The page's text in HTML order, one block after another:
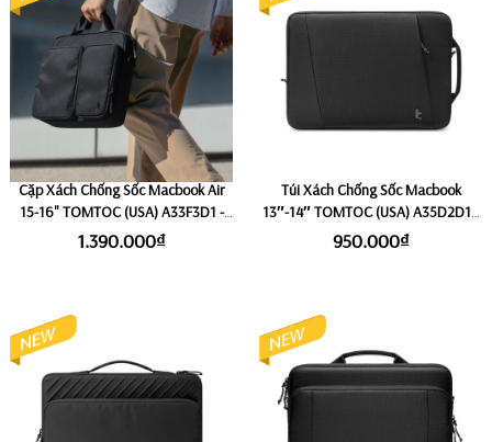
Cặp Xách Chống Sốc Macbook Air
15-16" TOMTOC (USA) A33F3D1 -
Black
1.390.000₫
Túi Xách Chống Sốc Macbook
13″-14″ TOMTOC (USA) A35D2D1 -
Black
950.000₫